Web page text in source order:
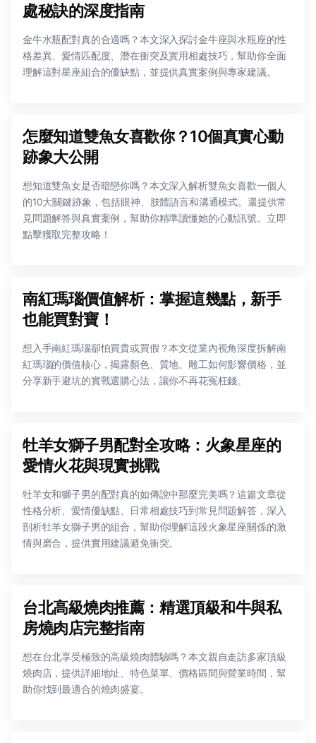
處秘訣的深度指南
金牛水瓶配對真的合適嗎？本文深入探討金牛座與水瓶座的性
格差異、愛情匹配度、潛在衝突及實用相處技巧，幫助你全面
理解這對星座組合的優缺點，並提供真實案例與專家建議。
怎麼知道雙魚女喜歡你？10個真實心動
跡象大公開
想知道雙魚女是否暗戀你嗎？本文深入解析雙魚女喜歡一個人
的10大關鍵跡象，包括眼神、肢體語言和溝通模式。還提供常
見問題解答與真實案例，幫助你精準讀懂她的心動訊號。立即
點擊獲取完整攻略！
南紅瑪瑙價值解析：掌握這幾點，新手
也能買對寶！
想入手南紅瑪瑙卻怕買貴或買假？本文從業內視角深度拆解南
紅瑪瑙的價值核心，揭露顏色、質地、雕工如何影響價格，並
分享新手避坑的實戰選購心法，讓你不再花冤枉錢。
牡羊女獅子男配對全攻略：火象星座的
愛情火花與現實挑戰
牡羊女和獅子男的配對真的如傳說中那麼完美嗎？這篇文章從
性格分析、愛情優缺點、日常相處技巧到常見問題解答，深入
剖析牡羊女獅子男的組合，幫助你理解這段火象星座關係的激
情與磨合，提供實用建議避免衝突。
台北高級燒肉推薦：精選頂級和牛與私
房燒肉店完整指南
想在台北享受極致的高級燒肉體驗嗎？本文親自走訪多家頂級
燒肉店，提供詳細地址、特色菜單、價格區間與營業時間，幫
助你找到最適合的燒肉盛宴。